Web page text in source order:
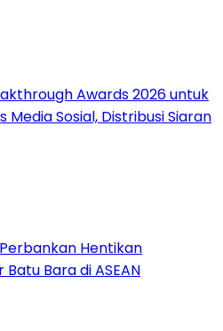
Awards 2026 untuk
Media Sosial, Distribusi Siaran
Hentikan
Bara di ASEAN